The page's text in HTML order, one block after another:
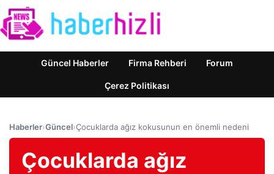
Güncel Haberler Firma Rehberi Forum
Çerez Politikası
Haberler›Güncel›Çocuklarda ağız kokusunun en önemli nedeni
Çocuklarda ağız